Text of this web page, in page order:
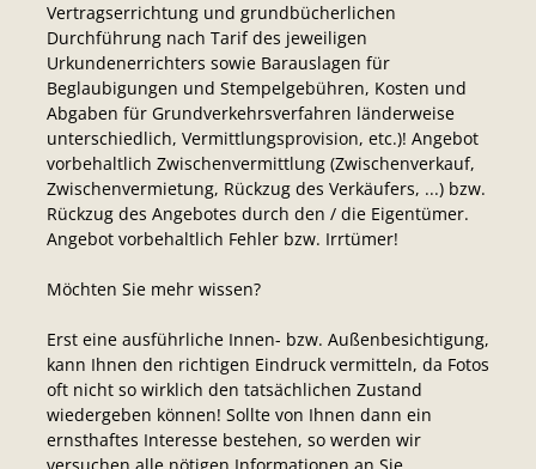
Vertragserrichtung und grundbücherlichen
Durchführung nach Tarif des jeweiligen
Urkundenerrichters sowie Barauslagen für
Beglaubigungen und Stempelgebühren, Kosten und
Abgaben für Grundverkehrsverfahren länderweise
unterschiedlich, Vermittlungsprovision, etc.)! Angebot
vorbehaltlich Zwischenvermittlung (Zwischenverkauf,
Zwischenvermietung, Rückzug des Verkäufers, ...) bzw.
Rückzug des Angebotes durch den / die Eigentümer.
Angebot vorbehaltlich Fehler bzw. Irrtümer!
Möchten Sie mehr wissen?
Erst eine ausführliche Innen- bzw. Außenbesichtigung,
kann Ihnen den richtigen Eindruck vermitteln, da Fotos
oft nicht so wirklich den tatsächlichen Zustand
wiedergeben können! Sollte von Ihnen dann ein
ernsthaftes Interesse bestehen, so werden wir